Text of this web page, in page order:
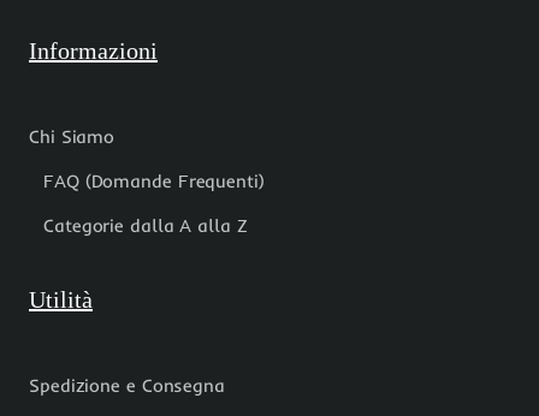
Informazioni
Chi Siamo
FAQ (Domande Frequenti)
Categorie dalla A alla Z
Utilità
Spedizione e Consegna